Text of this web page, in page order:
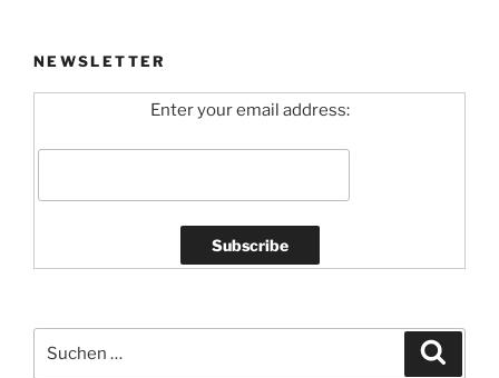
NEWSLETTER
Enter your email address:
nach: